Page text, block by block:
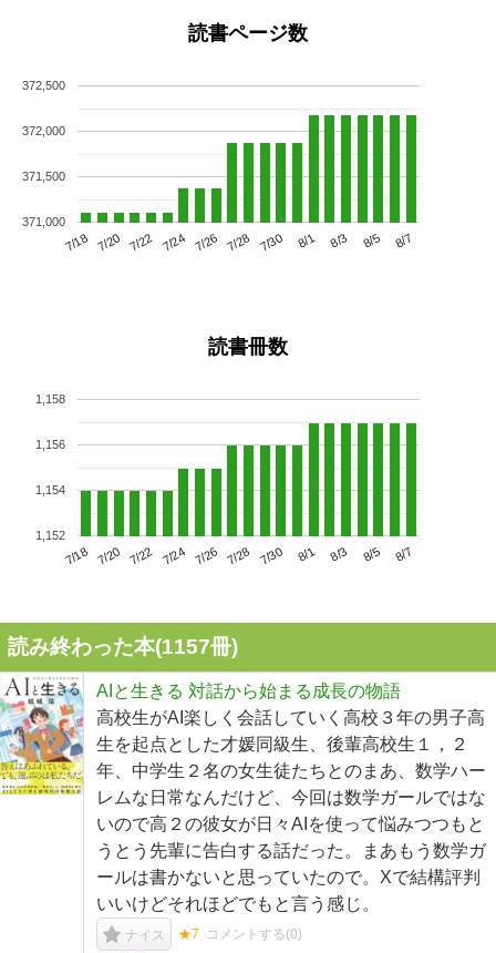
読書ページ数
7/18 7/20 7/22 7/24 7/26 7/28 7/30 8/1 8/3 8/5 8/7
371,000
371,500
372,000
372,500
読書冊数
7/18 7/20 7/22 7/24 7/26 7/28 7/30 8/1 8/3 8/5 8/7
1,152
1,154
1,156
1,158
読み終わった本(1157冊)
AIと生きる 対話から始まる成長の物語
高校生がAI楽しく会話していく高校３年の男子高
生を起点とした才媛同級生、後輩高校生１，２
年、中学生２名の女生徒たちとのまあ、数学ハー
レムな日常なんだけど、今回は数学ガールではな
いので高２の彼女が日々AIを使って悩みつつもと
うとう先輩に告白する話だった。まあもう数学ガ
ールは書かないと思っていたので。Xで結構評判
いいけどそれほどでもと言う感じ。
ナイス ★7 コメントする(0)